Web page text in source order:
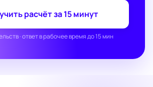
расчёт за 15 минут
· ответ в рабочее время до 15 мин